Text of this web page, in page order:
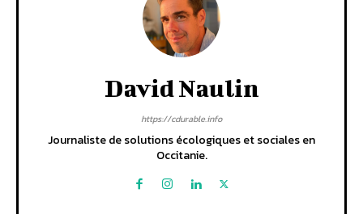
David Naulin
https://cdurable.info
Journaliste de solutions écologiques et sociales en
Occitanie.